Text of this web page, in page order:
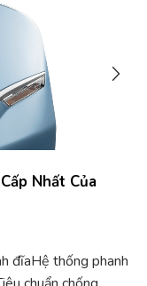
Nhất Của
đĩaHệ thống phanh